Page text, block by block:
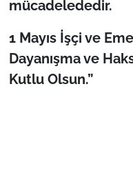
mücadelededir.
1 Mayıs İşçi ve
Dayanışma ve
Kutlu Olsun.”